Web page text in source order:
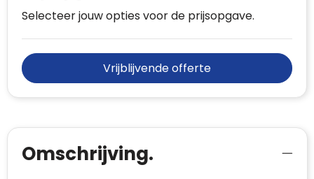
Selecteer jouw opties voor de prijsopgave.
Vrijblijvende offerte
Omschrijving.